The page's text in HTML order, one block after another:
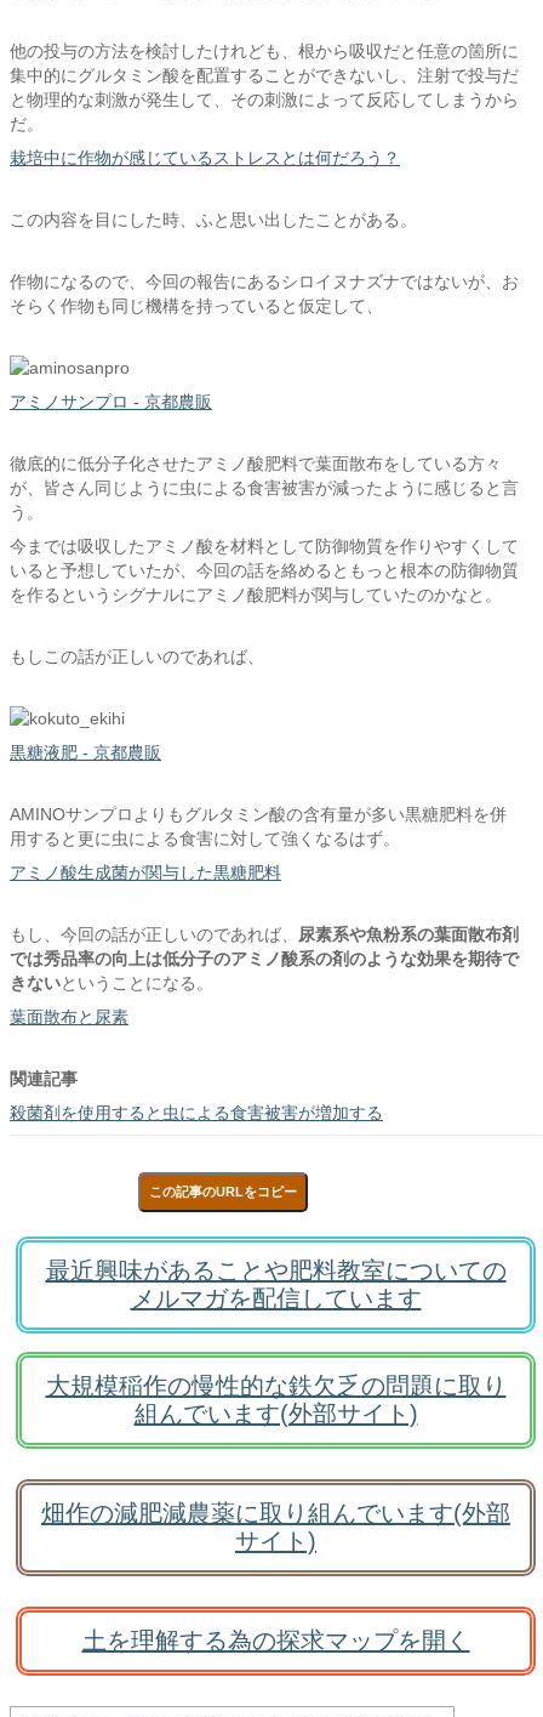
他の投与の方法を検討したけれども、根から吸収だと任意の箇所に
集中的にグルタミン酸を配置することができないし、注射で投与だ
と物理的な刺激が発生して、その刺激によって反応してしまうから
だ。
栽培中に作物が感じているストレスとは何だろう？
この内容を目にした時、ふと思い出したことがある。
作物になるので、今回の報告にあるシロイヌナズナではないが、お
そらく作物も同じ機構を持っていると仮定して、
アミノサンプロ - 京都農販
徹底的に低分子化させたアミノ酸肥料で葉面散布をしている方々
が、皆さん同じように虫による食害被害が減ったように感じると言
う。
今までは吸収したアミノ酸を材料として防御物質を作りやすくして
いると予想していたが、今回の話を絡めるともっと根本の防御物質
を作るというシグナルにアミノ酸肥料が関与していたのかなと。
もしこの話が正しいのであれば、
黒糖液肥 - 京都農販
AMINOサンプロよりもグルタミン酸の含有量が多い黒糖肥料を併
用すると更に虫による食害に対して強くなるはず。
アミノ酸生成菌が関与した黒糖肥料
もし、今回の話が正しいのであれば、
尿素系や魚粉系の葉面散布剤
では秀品率の向上は低分子のアミノ酸系の剤のような効果を期待で
きないということになる。
葉面散布と尿素
関連記事
殺菌剤を使用すると虫による食害被害が増加する
この記事のURLをコピー
最近興味があることや肥料教室についての
メルマガを配信しています
大規模稲作の慢性的な鉄欠乏の問題に取り
組んでいます(外部サイト)
畑作の減肥減農薬に取り組んでいます(外部
サイト)
土を理解する為の探求マップを開く